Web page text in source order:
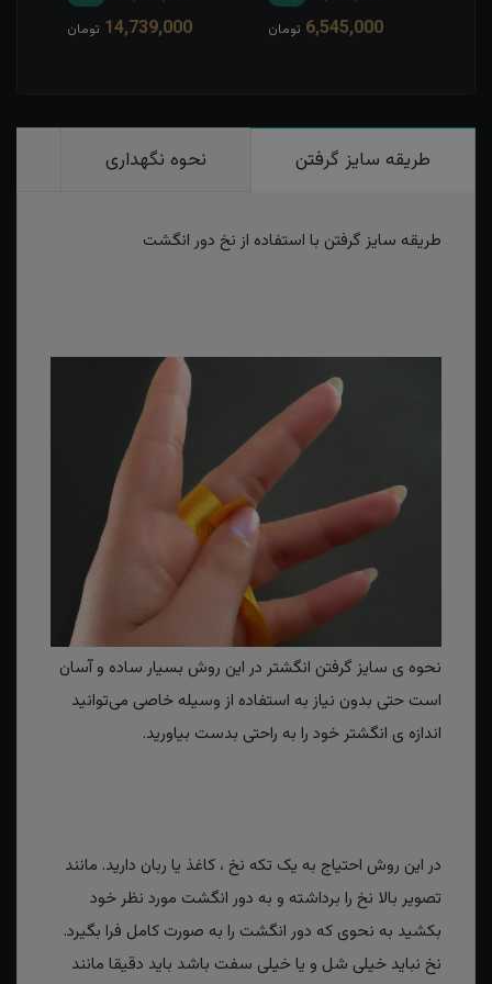
6,545,000 تومان 14,739,000 تومان
طریقه سایز گرفتن نحوه نگهداری
طریقه سایز گرفتن با استفاده از نخ دور انگشت
نحوه ی سایز گرفتن انگشتر در این روش بسیار ساده و آسان
است حتی بدون نیاز به استفاده از وسیله خاصی می‌توانید
اندازه ی انگشتر خود را به راحتی بدست بیاورید.
در این روش احتیاج به یک تکه نخ ، کاغذ یا ربان دارید. مانند
تصویر بالا نخ را برداشته و به دور انگشت مورد نظر خود
بکشید به نحوی که دور انگشت را به صورت کامل فرا بگیرد.
نخ نباید خیلی شل و یا خیلی سفت باشد باید دقیقا مانند